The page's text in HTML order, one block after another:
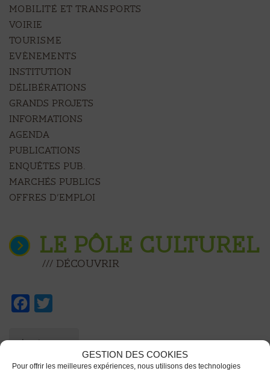
GESTION DES COOKIES
Pour offrir les meilleures expériences, nous utilisons des technologies
MOBILITÉ ET TRANSPORTS
VOIRIE
TOURISME
EVÈNEMENTS
Institution
Délibérations
Grands projets
Informations
Agenda
Publications
Enquêtes pub.
Marchés publics
Offres d’emploi
LE PÔLE CULTUREL
/// Découvrir
Facebook
Les travaux